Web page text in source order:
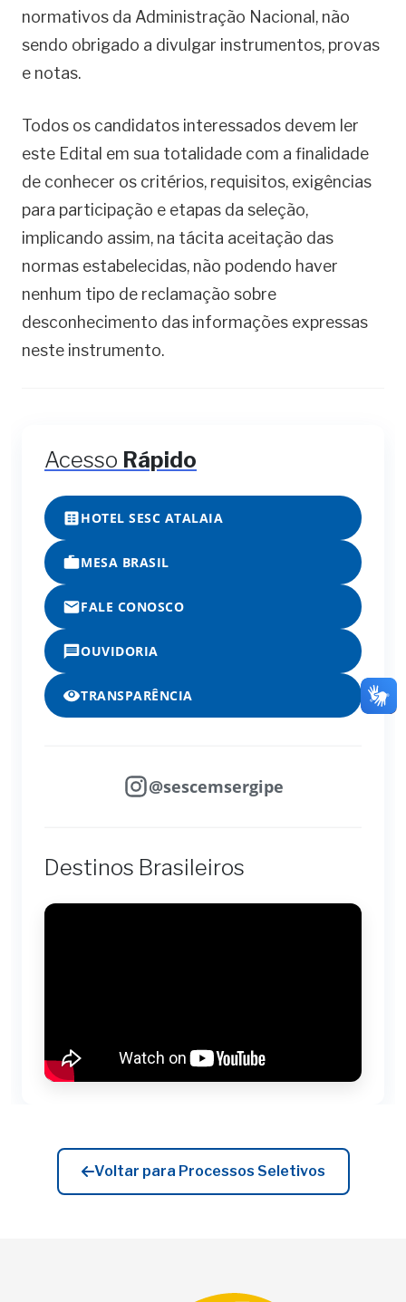
normativos da Administração Nacional, não
sendo obrigado a divulgar instrumentos, provas
e notas.
Todos os candidatos interessados devem ler
este Edital em sua totalidade com a finalidade
de conhecer os critérios, requisitos, exigências
para participação e etapas da seleção,
implicando assim, na tácita aceitação das
normas estabelecidas, não podendo haver
nenhum tipo de reclamação sobre
desconhecimento das informações expressas
neste instrumento.
Acesso Rápido
HOTEL SESC ATALAIA
MESA BRASIL
FALE CONOSCO
OUVIDORIA
TRANSPARÊNCIA
@sescemsergipe
Destinos Brasileiros
Voltar para Processos Seletivos